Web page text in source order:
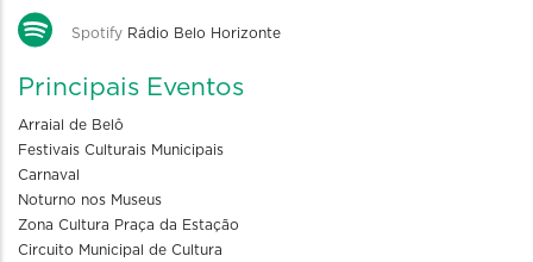
Spotify Rádio Belo Horizonte
Principais Eventos
Arraial de Belô
Festivais Culturais Municipais
Carnaval
Noturno nos Museus
Zona Cultura Praça da Estação
Circuito Municipal de Cultura